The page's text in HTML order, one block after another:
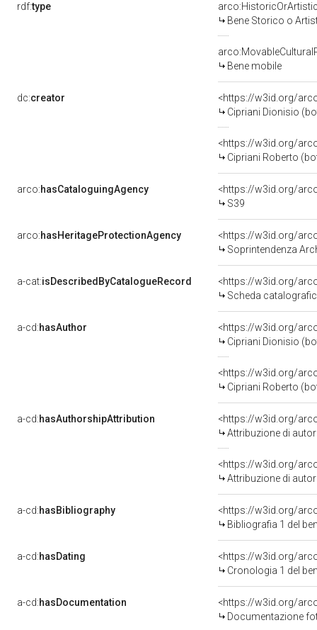
rdf:type
Bene Storico o
Bene mobile
dc:creator
<https://w3id.org/
Cipriani Dionisio
<https://w3id.org/
Cipriani Roberto
arco:hasCataloguingAgency
<https://w3id.org/
S39
arco:hasHeritageProtectionAgency
<https://w3id.org/
Soprintendenza
a-cat:isDescribedByCatalogueRecord
<https://w3id.org/
Scheda
a-cd:hasAuthor
<https://w3id.org/
Cipriani Dionisio
<https://w3id.org/
Cipriani Roberto
a-cd:hasAuthorshipAttribution
<https://w3id.org/
Attribuzione di
<https://w3id.org/
Attribuzione di
a-cd:hasBibliography
<https://w3id.org/
Bibliografia 1 del
a-cd:hasDating
<https://w3id.org/
Cronologia 1 del
a-cd:hasDocumentation
Documentazione